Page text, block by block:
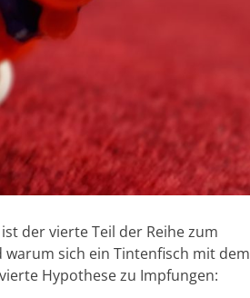
der vierte Teil der Reihe zum
sich ein Tintenfisch mit dem
Hypothese zu Impfungen: